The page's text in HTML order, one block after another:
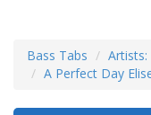
Bass Tabs Artists:
A Perfect Day